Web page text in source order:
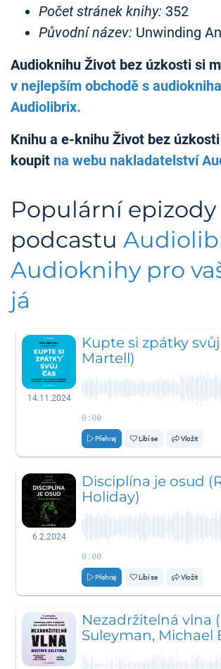
Počet stránek knihy: 352
Původní název: Unwinding
Audioknihu Život bez úzkosti si
v nejlepším obchodě s
Audiolibrix.
Knihu a e-knihu Život bez
koupit na webu nakladatelství
Populární epizody
podcastu
Audioknihy pro
já
14.11.2024
Kupte si zpátky
Martell)
0:00
Přehraj Líbí se Vložit
6.2.2024
Disciplína je osud
Holiday)
0:00
Přehraj Líbí se Vložit
Nezadržitelná vlna
Suleyman, Michael